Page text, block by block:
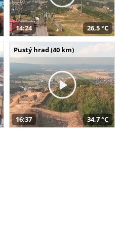
14:24 26,5 °C
Pustý hrad (40 km)
16:37 34,7 °C